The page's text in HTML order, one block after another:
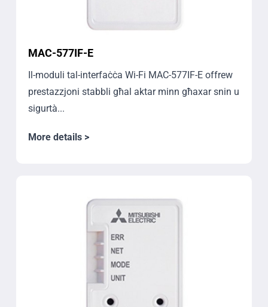
MAC-577IF-E
Il-moduli tal-interfaċċa Wi-Fi MAC-577IF-E offrew
prestazzjoni stabbli għal aktar minn għaxar snin u
sigurtà...
More details >